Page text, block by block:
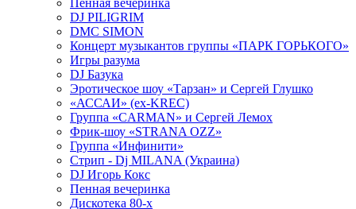
Пенная вечеринка
DJ PILIGRIM
DMC SIMON
Концерт музыкантов группы «ПАРК ГОРЬКОГО»
Игры разума
DJ Базука
Эротическое шоу «Тарзан» и Сергей Глушко
«АССАИ» (ex-KREC)
Группа «CARMAN» и Сергей Лемох
Фрик-шоу «STRANA OZZ»
Группа «Инфинити»
Стрип - Dj MILANA (Украина)
DJ Игорь Кокс
Пенная вечеринка
Дискотека 80-х